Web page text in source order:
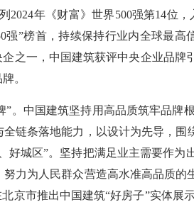
2024年《财富》世界500强第14位
”榜首，持续保持行业内全球最高
之一，中国建筑获评中央企业品
。
中国建筑坚持用高品质筑牢品牌
链条落地能力，以设计为先导，
好城区”。坚持把满足业主需要作
力为人民群众营造高水准高品质
京市推出中国建筑“好房子”实体展